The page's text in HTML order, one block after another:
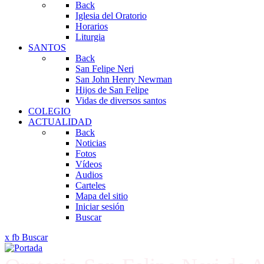
Back
Iglesia del Oratorio
Horarios
Liturgia
SANTOS
Back
San Felipe Neri
San John Henry Newman
Hijos de San Felipe
Vidas de diversos santos
COLEGIO
ACTUALIDAD
Back
Noticias
Fotos
Vídeos
Audios
Carteles
Mapa del sitio
Iniciar sesión
Buscar
x fb Buscar